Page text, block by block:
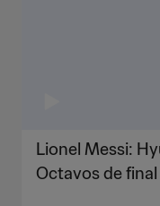
Lionel Messi:
Octavos de